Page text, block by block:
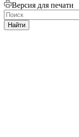
Версия для печати
Найти